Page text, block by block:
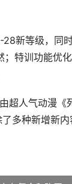
新等级，同
特训功能优
超人气动漫
多种新增新